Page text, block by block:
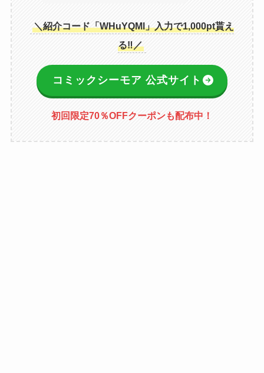
＼紹介コード「WHuYQMl」入力で1,000pt貰え
る‼／
コミックシーモア 公式サイト
初回限定70％OFFクーポンも配布中！